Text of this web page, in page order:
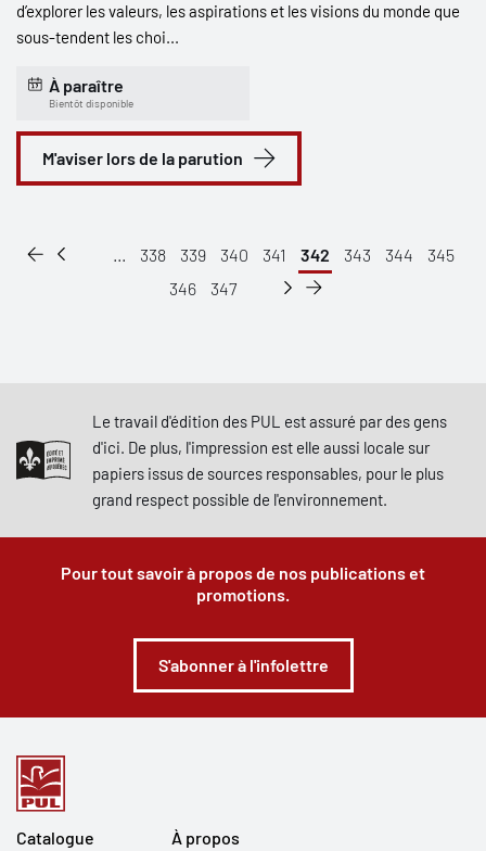
d’explorer les valeurs, les aspirations et les visions du monde que
sous-tendent les choi...
À paraître
Bientôt disponible
M'aviser lors de la parution
... 338 339 340 341 342 343 344
345
346
347
Le travail d'édition des PUL est assuré par des gens
d'ici. De plus, l'impression est elle aussi locale sur
papiers issus de sources responsables, pour le plus
grand respect possible de l'environnement.
Pour tout savoir à propos de nos publications et
promotions.
S'abonner à l'infolettre
Catalogue À propos